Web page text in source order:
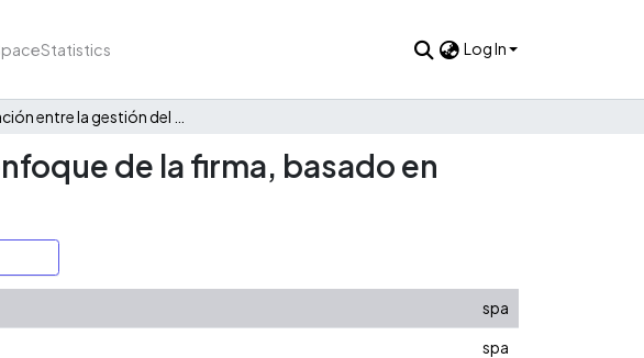
Statistics Log In
de la firma, basado en
spa
spa